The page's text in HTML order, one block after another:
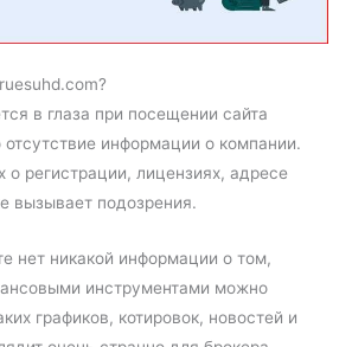
в глаза при посещении сайта
информации о компании.
о регистрации, лицензиях, адресе
вызывает подозрения.
нет никакой информации о том,
инструментами можно
графиков, котировок, новостей и